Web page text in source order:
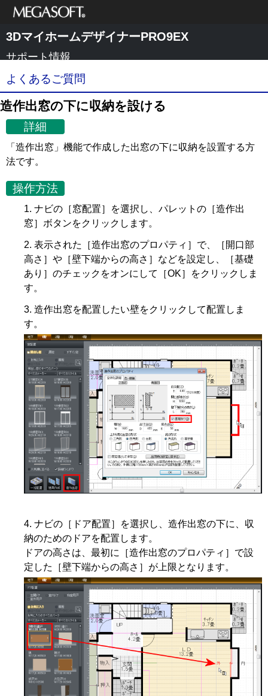
メガソフト株式
会社
3DマイホームデザイナーPRO9EX
サポート情報
よくあるご質問
造作出窓の下に収納を設ける
詳細
「造作出窓」機能で作成した出窓の下に収納を設置する方
法です。
操作方法
ナビの［窓配置］を選択し、パレットの［造作出
窓］ボタンをクリックします。
表示された［造作出窓のプロパティ］で、［開口部
高さ］や［壁下端からの高さ］などを設定し、［基礎
あり］のチェックをオンにして［OK］をクリックしま
す。
造作出窓を配置したい壁をクリックして配置しま
す。
ナビの［ドア配置］を選択し、造作出窓の下に、収
納のためのドアを配置します。
ドアの高さは、最初に［造作出窓のプロパティ］で設
定した［壁下端からの高さ］が上限となります。